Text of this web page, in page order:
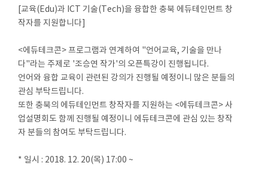
[교육(Edu)과 ICT 기술(Tech)을 융합한 충북 에듀테인먼트 창
작자를 지원합니다]
<에듀테크콘> 프로그램과 연계하여 "언어교육, 기술을 만나
다"라는 주제로 '조승연 작가'의 오픈특강이 진행됩니다.
언어와 융합 교육이 관련된 강의가 진행될 예정이니 많은 분들의
관심 부탁드립니다.
또한 충북의 에듀테인먼트 창작자를 지원하는 <에듀테크콘> 사
업설명회도 함께 진행될 예정이니 에듀테크콘에 관심 있는 창작
자 분들의 참여도 부탁드립니다.
* 일시 : 2018. 12. 20(목) 17:00 ~